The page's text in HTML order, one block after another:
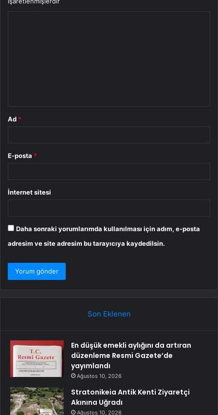
Ad *
E-posta *
İnternet sitesi
Daha sonraki yorumlarımda kullanılması için adım, e-posta
adresim ve site adresim bu tarayıcıya kaydedilsin.
Son Eklenen
En düşük emekli aylığını da artıran
düzenleme Resmi Gazete’de
yayımlandı
Ağustos 10, 2026
Stratonikeia Antik Kenti Ziyaretçi
Akınına Uğradı
Ağustos 10, 2026